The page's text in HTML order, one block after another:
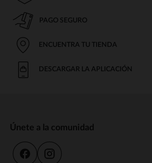
PAGO SEGURO
ENCUENTRA TU TIENDA
DESCARGAR LA APLICACIÓN
Únete a la comunidad